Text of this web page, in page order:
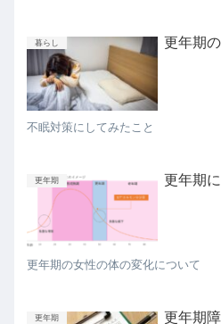
暮らし 更年期
不眠対策にしてみたこと
更年期 更年期
更年期の女性の体の変化について
更年期
更年期